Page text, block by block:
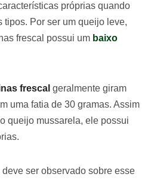
próprias quando
tipos. Por ser um queijo leve,
frescal possui um baixo
frescal geralmente giram
uma fatia de 30 gramas. Assim
queijo mussarela, ele possui
ser observado sobre esse